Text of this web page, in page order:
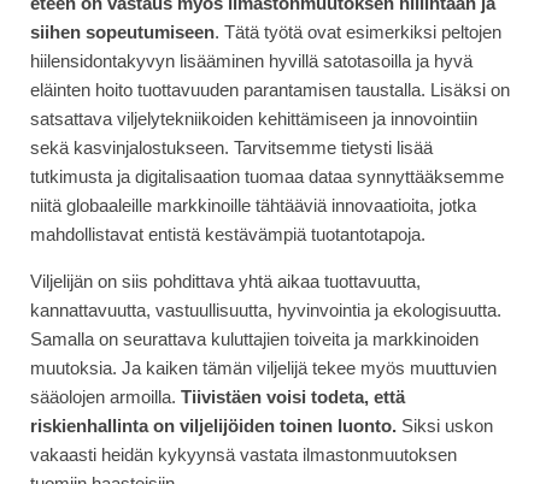
siihen sopeutumiseen. Tätä työtä ovat esimerkiksi peltojen
hiilensidontakyvyn lisääminen hyvillä satotasoilla ja hyvä
eläinten hoito tuottavuuden parantamisen taustalla. Lisäksi on
satsattava viljelytekniikoiden kehittämiseen ja innovointiin
sekä kasvinjalostukseen. Tarvitsemme tietysti lisää
tutkimusta ja digitalisaation tuomaa dataa synnyttääksemme
niitä globaaleille markkinoille tähtääviä innovaatioita, jotka
mahdollistavat entistä kestävämpiä tuotantotapoja.
Viljelijän on siis pohdittava yhtä aikaa tuottavuutta,
kannattavuutta, vastuullisuutta, hyvinvointia ja ekologisuutta.
Samalla on seurattava kuluttajien toiveita ja markkinoiden
muutoksia. Ja kaiken tämän viljelijä tekee myös muuttuvien
sääolojen armoilla. Tiivistäen voisi todeta, että
riskienhallinta on viljelijöiden toinen luonto. Siksi uskon
vakaasti heidän kykyynsä vastata ilmastonmuutoksen